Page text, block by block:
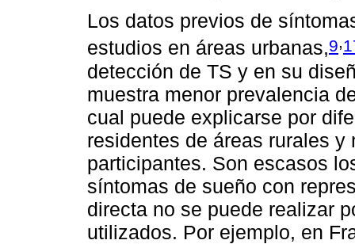
Los datos previos de
estudios en áreas urbanas,9,
detección de TS y en su
muestra menor prevalencia
cual puede explicarse por
residentes de áreas rurales
participantes. Son escasos
síntomas de sueño con
directa no se puede realizar
utilizados. Por ejemplo, en